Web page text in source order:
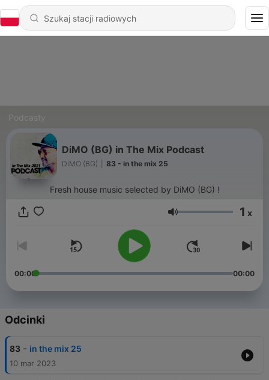
Podcasty
DiMO (BG) in The Mix Podcast
DiMO (BG) 83 - in the mix 25
Fresh house music selected by DiMO (BG) !
Głośność 1 x
00:00 00:00
Odcinki
83 - in the mix 25
10 mar 2023